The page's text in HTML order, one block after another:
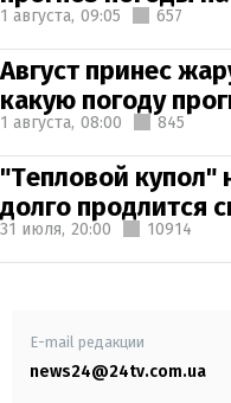
1 августа, 09:05 657
Август принес
какую погоду
1 августа, 08:00 845
"Тепловой купол"
долго продлится
31 июля, 20:00 10914
E-mail редакции
news24@24tv.com.ua